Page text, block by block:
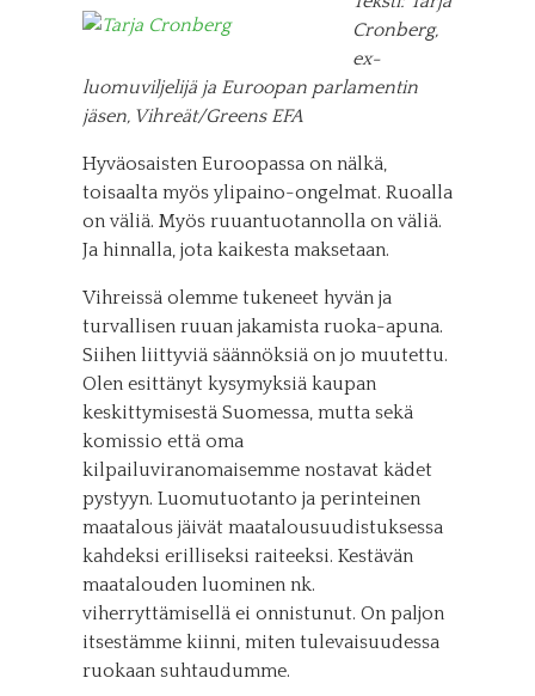
Cronberg,
ex-
luomuviljelijä ja Euroopan parlamentin
jäsen, Vihreät/Greens EFA
Hyväosaisten Euroopassa on nälkä,
toisaalta myös ylipaino-ongelmat. Ruoalla
on väliä. Myös ruuantuotannolla on väliä.
Ja hinnalla, jota kaikesta maksetaan.
Vihreissä olemme tukeneet hyvän ja
turvallisen ruuan jakamista ruoka-apuna.
Siihen liittyviä säännöksiä on jo muutettu.
Olen esittänyt kysymyksiä kaupan
keskittymisestä Suomessa, mutta sekä
komissio että oma
kilpailuviranomaisemme nostavat kädet
pystyyn. Luomutuotanto ja perinteinen
maatalous jäivät maatalousuudistuksessa
kahdeksi erilliseksi raiteeksi. Kestävän
maatalouden luominen nk.
viherryttämisellä ei onnistunut. On paljon
itsestämme kiinni, miten tulevaisuudessa
ruokaan suhtaudumme.